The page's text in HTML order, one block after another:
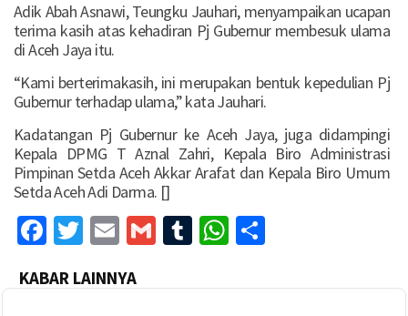
Adik Abah Asnawi, Teungku Jauhari, menyampaikan ucapan
terima kasih atas kehadiran Pj Gubernur membesuk ulama
di Aceh Jaya itu.
“Kami berterimakasih, ini merupakan bentuk kepedulian Pj
Gubernur terhadap ulama,” kata Jauhari.
Kadatangan Pj Gubernur ke Aceh Jaya, juga didampingi
Kepala DPMG T Aznal Zahri, Kepala Biro Administrasi
Pimpinan Setda Aceh Akkar Arafat dan Kepala Biro Umum
Setda Aceh Adi Darma. []
Facebook
Twitter
EmailGmailTumblrWhatsApp
KABAR LAINNYA